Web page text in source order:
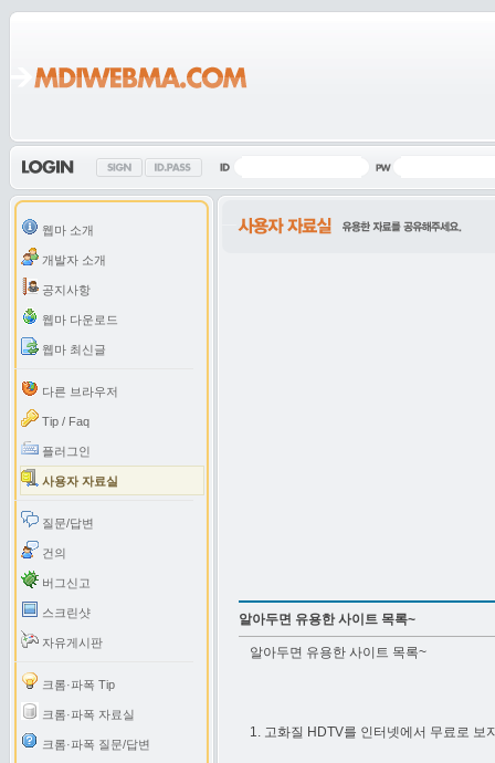
웹마 소개
개발자 소개
공지사항
웹마 다운로드
웹마 최신글
다른 브라우저
Tip / Faq
플러그인
사용자 자료실
질문/답변
건의
버그신고
스크린샷
자유게시판
크롬·파폭 Tip
크롬·파폭 자료실
크롬·파폭 질문/답변
알아두면 유용한 사이트 목록~
알아두면 유용한 사이트 목록~
1. 고화질 HDTV를 인터넷에서 무료로 보